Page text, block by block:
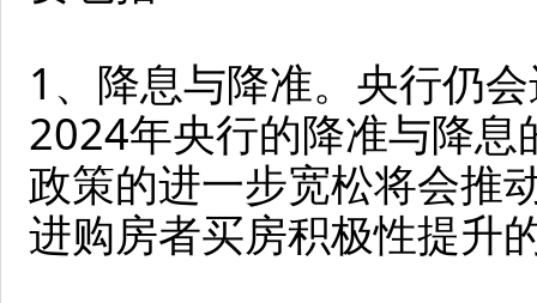
1、降息与降准。央行仍
2024年央行的降准与降
政策的进一步宽松将会推
进购房者买房积极性提升